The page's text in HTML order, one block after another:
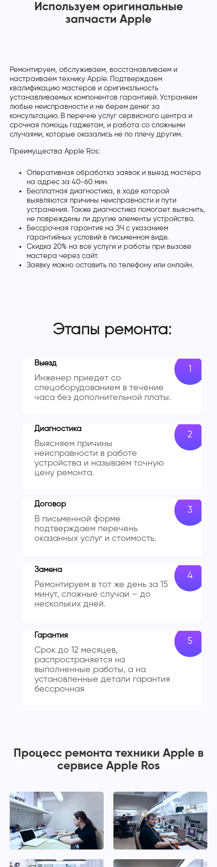
Используем оригинальные
запчасти Apple
Ремонтируем, обслуживаем, восстанавливаем и
настраиваем технику Apple. Подтверждаем
квалификацию мастеров и оригинальность
устанавливаемых компонентов гарантией. Устраняем
любые неисправности и не берем денег за
консультацию. В перечне услуг сервисного центра и
срочная помощь гаджетам, и работа со сложными
случаями, которые оказались не по плечу другим.
Преимущества Apple Ros:
Оперативная обработка заявок и выезд мастера
на адрес за 40-60 мин.
Бесплатная диагностика, в ходе которой
выявляются причины неисправности и пути
устранения. Также диагностика помогает выяснить,
не повреждены ли другие элементы устройства.
Бессрочная гарантия на ЗЧ с указанием
гарантийных условий в письменном виде.
Скидка 20% на все услуги и работы при вызове
мастера через сайт.
Заявку можно оставить по телефону или онлайн.
Этапы ремонта:
Выезд
Инженер приедет со
спецоборудованием в течение
часа без дополнительной платы.
Диагностика
Выясняем причины
неисправности в работе
устройства и называем точную
цену ремонта.
Договор
В письменной форме
подтверждаем перечень
оказанных услуг и стоимость.
Замена
Ремонтируем в тот же день за 15
минут, сложные случаи – до
нескольких дней.
Гарантия
Срок до 12 месяцев,
распространяется на
выполненные работы, а на
установленные детали гарантия
бессрочная
Процесс ремонта техники Apple в
сервисе Apple Ros